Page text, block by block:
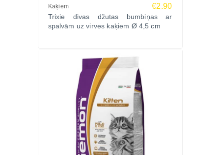
Kaķiem €2.90
Trixie divas džutas bumbiņas ar
spalvām uz virves kaķiem Ø 4,5 cm